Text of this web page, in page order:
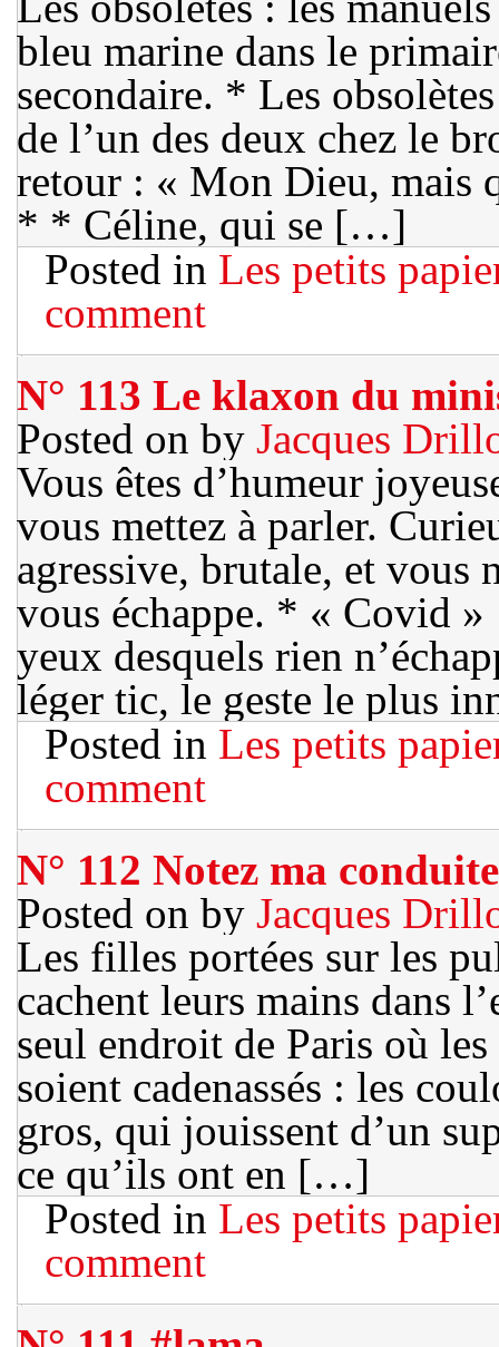
bleu marine dans le
secondaire. * Les
de l’un des deux chez le
retour : « Mon Dieu, mais
* * Céline, qui se […]
Posted in Les petits
comment
N° 113 Le klaxon du
Posted on by Jacques
Vous êtes d’humeur
vous mettez à parler.
agressive, brutale, et vous
vous échappe. * « Covid
yeux desquels rien
léger tic, le geste le plus
Posted in Les petits
comment
N° 112 Notez ma conduite
Posted on by Jacques
Les filles portées sur les
cachent leurs mains dans
seul endroit de Paris où
soient cadenassés : les
gros, qui jouissent d’un
ce qu’ils ont en […]
Posted in Les petits
comment